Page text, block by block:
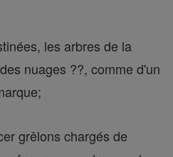
les arbres de la
nuages ??, comme d'un
grêlons chargés de